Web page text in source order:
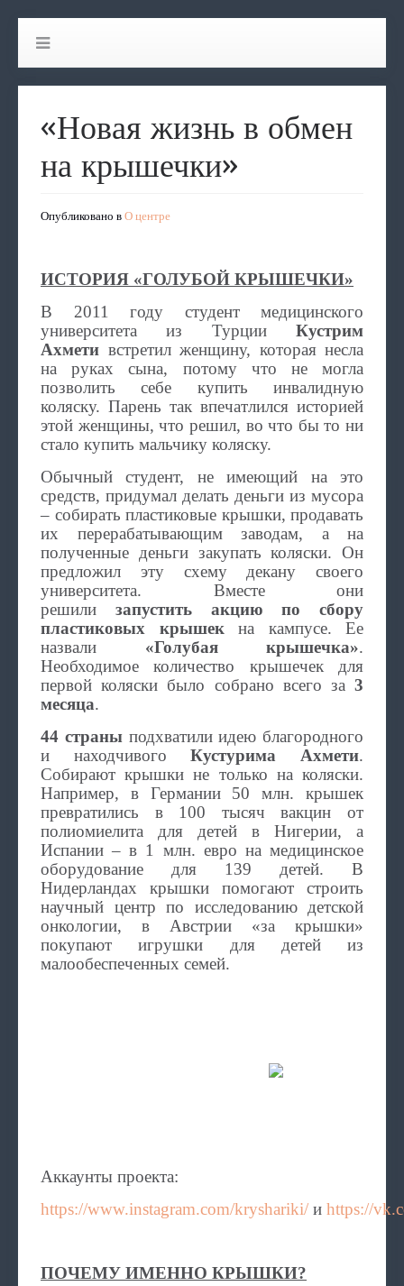
«Новая жизнь в обмен
на крышечки»
Опубликовано вО центре
ИСТОРИЯ «ГОЛУБОЙ КРЫШЕЧКИ»
В 2011 году студент медицинского
университета из Турции Кустрим
Ахмети встретил женщину, которая несла
на руках сына, потому что не могла
позволить себе купить инвалидную
коляску. Парень так впечатлился историей
этой женщины, что решил, во что бы то ни
стало купить мальчику коляску.
Обычный студент, не имеющий на это
средств, придумал делать деньги из мусора
– собирать пластиковые крышки, продавать
их перерабатывающим заводам, а на
полученные деньги закупать коляски. Он
предложил эту схему декану своего
университета. Вместе они
решили запустить акцию по сбору
пластиковых крышекна кампусе. Ее
назвали «Голубая крышечка».
Необходимое количество крышечек для
первой коляски было собрано всего за 3
месяца.
44 страныподхватили идею благородного
и находчивогоКустурима Ахмети.
Собирают крышки не только на коляски.
Например, в Германии 50 млн. крышек
превратились в 100 тысяч вакцин от
полиомиелита для детей в Нигерии, а
Испании – в 1 млн. евро на медицинское
оборудование для 139 детей. В
Нидерландах крышки помогают строить
научный центр по исследованию детской
онкологии, в Австрии «за крышки»
покупают игрушки для детей из
малообеспеченных семей.
Аккаунты проекта:
https://www.instagram.com/kryshariki/ и https://
ПОЧЕМУ ИМЕННО КРЫШКИ?